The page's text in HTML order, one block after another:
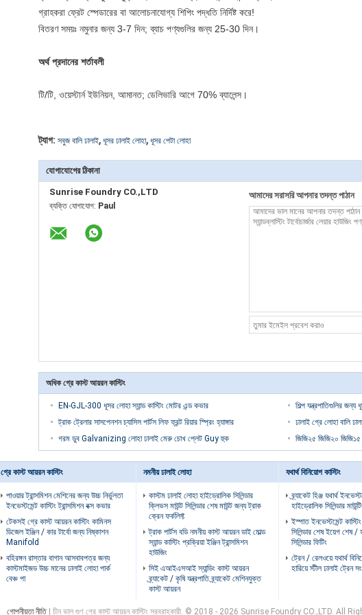
গ্রাহকরা ফ্রেট স্পেডারের বা আলোচনাযোগ্য শিপিং পদ্ধতি নির্দিষ্ট করে!
বিতরণ সময়ঃ নমুনার জন্য 3-7 দিন; ব্যাচ পণ্যগুলির জন্য 25-30 দিন।
অর্থ প্রদানের শর্তাবলী
টি/টি, ওয়েস্টার্ন ইউনিয়ন, আমানত; ডেলিভারি আগে 70% ব্যালেন্স।
ট্যাগ: সবুজ বালি ঢালাই, ধূসর ঢালাই লোহা, ধূসর পেটা লোহা
যোগাযোগের ঠিকানা
Sunrise Foundry CO.,LTD
ব্যক্তি যোগাযোগ: Paul
আমাদের সরাসরি আপনার তদন্ত পাঠান
অধিক গ্রে কাস্ট আয়রন কাস্টিং
EN-GJL-300 ধূসর লোহা স্যান্ড কাস্টিং মোটর এন্ড কভার
শিল্প যন্ত্রপাতিগুলির
ট্রাক ট্রেলার সাসপেনশন চ্যাসিস পার্টস লিফ ফ্রন্ট রিয়ার স্প্রিং হ্যাঙ্গার
ঢালাই গ্রে লোহা বালি
গরম ডুব Galvanizing লোহা ঢালাই মেরু চোখ প্লেট Guy হুক
জিজি২৫ জিজি২০ জিজি১৫
গ্রে কাস্ট আয়রন কাস্টিং
পাওয়ার ট্রান্সমিশন মেশিনের জন্য উচ্চ নির্ভুলতা
ইনভেস্টমেন্ট কাস্টিং ট্রান্সমিশন বক্স কভার
টেকসই গ্রে কাস্ট আয়রন কাস্টিং কামিনস
ডিজেল ইঞ্জিন / কার টার্বো জন্য নিষ্কাশন
Manifold
বহিরঙ্গন রাস্তার বাগান আসবাবপত্র জন্য
কাস্টমাইজড উচ্চ মানের ঢালাই লোহা পার্ক
বেঞ্চ পা
নমনীয় ঢালাই লোহা
কাস্টম ঢালাই লোহা হাইড্রোলিক সিলিন্ডার
ক্লিভস মাউন্ট সিলিন্ডার শেষ মাউন্ট জন্য ট্রাক
ক্রেন ফর্কলিফ্ট
ট্রাক পার্টস বডি নমনীয় কাস্ট আয়রন ডাই মোল্ড
স্যান্ড কাস্টিং প্রক্রিয়া ইঞ্জিন ট্রান্সমিশন
হাউজিং
সিই এআইএসআই স্যান্ডিং কাস্ট আয়রন
ব্র্যাকেট / কৃষি যন্ত্রপাতি ব্র্যাকেট মেশিনযুক্ত
কাস্ট আয়রন
যথার্থ বিনিয়োগ কাস্টিং
ব্র্যাকেট হিঞ্জ যথার্থ
হাইড্রোলিক সিলিন্ডার
ইস্পাত ইনভেস্টমেন্ট
সিলিন্ডার শেষ ইয়েগ শেষ /
সিলিন্ডার ফিটিং
ট্রেন / রেলওয়ে যথার্থ
হারিয়ে স্টীল ঢালাই ট্রেন
গোপনীয়তা নীতি| চীন ভাল গুণ গ্রে কাস্ট আয়রন কাস্টিং সরবরাহকারী. © 2018 - 2026 Sunrise Foundry CO.,LTD. All